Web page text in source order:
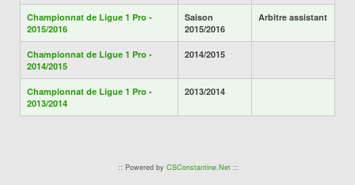
Championnat de Ligue 1 Pro -
2015/2016
Saison
2015/2016
Arbitre assistant
Championnat de Ligue 1 Pro -
2014/2015
2014/2015
Championnat de Ligue 1 Pro -
2013/2014
2013/2014
:: Powered by CSConstantine.Net::